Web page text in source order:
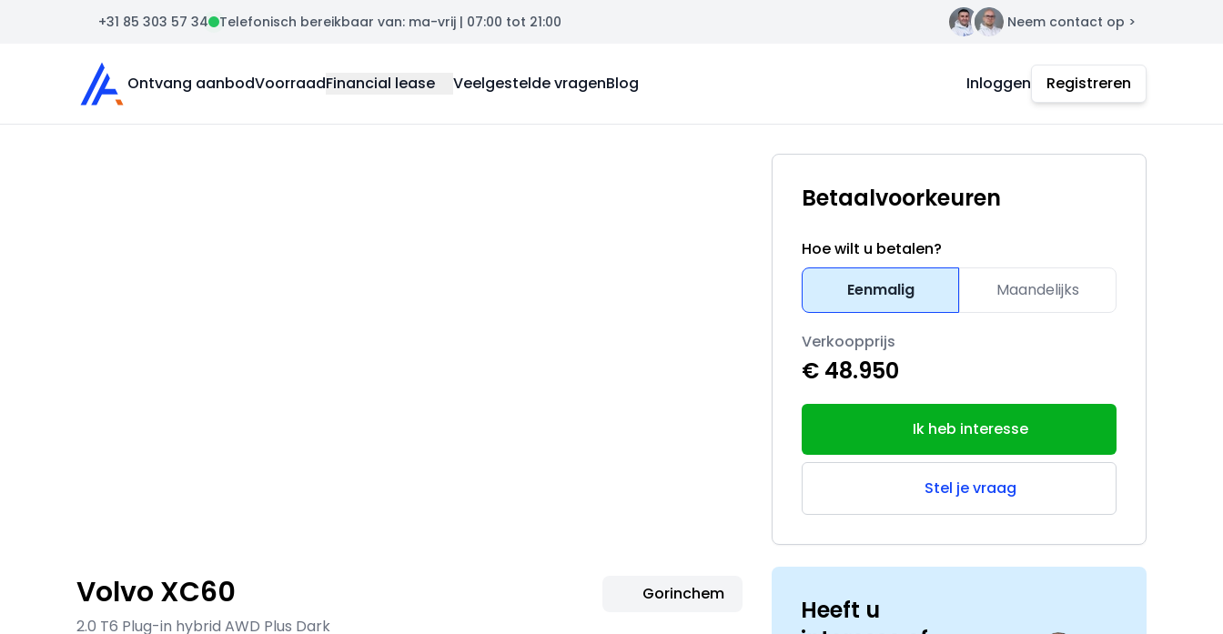
+31 85 303 57 34 Telefonisch bereikbaar van: ma-vrij | 07:00 tot 21:00 Contact Neem contact op >
Auto Atlas
Ontvang aanbodVoorraadFinancial lease Veelgestelde vragenBlog Inloggen Registreren
Volvo XC60
2.0 T6 Plug-in hybrid AWD Plus Dark
Gorinchem
Betaalvoorkeuren
Hoe wilt u betalen?
Eenmalig
Maandelijks
Verkoopprijs
€ 48.950
Ik heb interesse
Stel je vraag
Heeft u